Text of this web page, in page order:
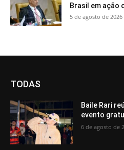
Brasil em ação
5 de agosto de 2026
TODAS
Baile Rari
evento
6 de agosto de